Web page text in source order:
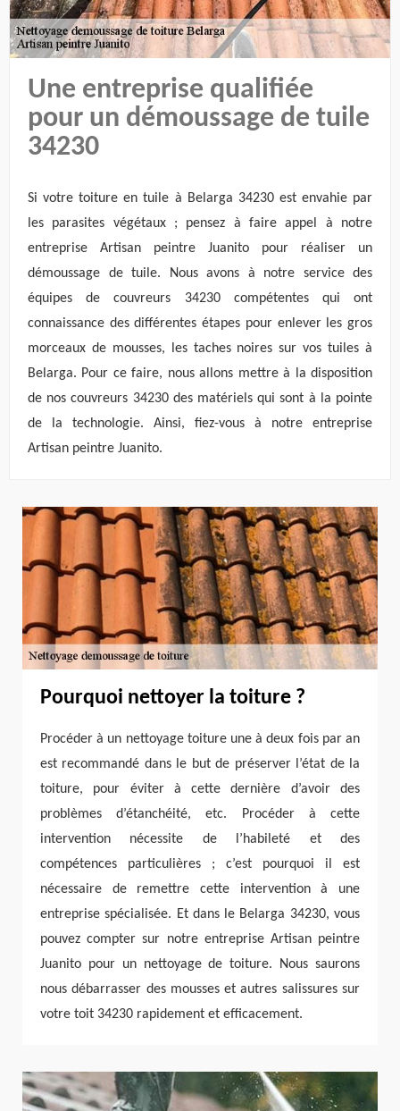
Une entreprise qualifiée
pour un démoussage de tuile
34230
Si votre toiture en tuile à Belarga 34230 est envahie par
les parasites végétaux ; pensez à faire appel à notre
entreprise Artisan peintre Juanito pour réaliser un
démoussage de tuile. Nous avons à notre service des
équipes de couvreurs 34230 compétentes qui ont
connaissance des différentes étapes pour enlever les gros
morceaux de mousses, les taches noires sur vos tuiles à
Belarga. Pour ce faire, nous allons mettre à la disposition
de nos couvreurs 34230 des matériels qui sont à la pointe
de la technologie. Ainsi, fiez-vous à notre entreprise
Artisan peintre Juanito.
Pourquoi nettoyer la toiture ?
Procéder à un nettoyage toiture une à deux fois par an
est recommandé dans le but de préserver l’état de la
toiture, pour éviter à cette dernière d’avoir des
problèmes d’étanchéité, etc. Procéder à cette
intervention nécessite de l’habileté et des
compétences particulières ; c’est pourquoi il est
nécessaire de remettre cette intervention à une
entreprise spécialisée. Et dans le Belarga 34230, vous
pouvez compter sur notre entreprise Artisan peintre
Juanito pour un nettoyage de toiture. Nous saurons
nous débarrasser des mousses et autres salissures sur
votre toit 34230 rapidement et efficacement.